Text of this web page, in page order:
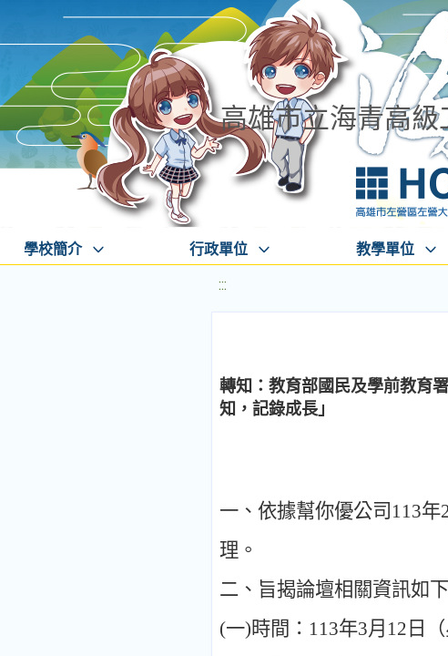
高雄市立海青高
學校簡介 行政單位 教學單位
:::
轉知：教育部國民及學前教育
知，記錄成長」
一 、 依據幫你優公司 113年
理 。
二 、 旨揭論壇相關資訊如下
(一)時間 ： 113年3月 12 日 （